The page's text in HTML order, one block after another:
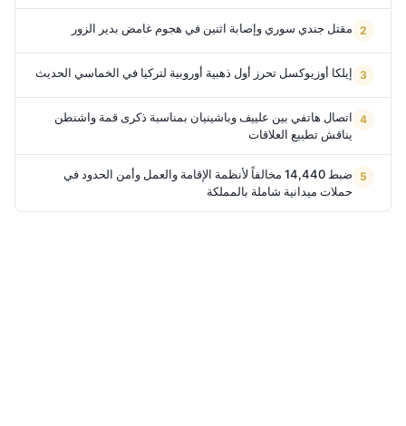
مقتل جندي سوري وإصابة اثنين في هجوم غامض بدير الزور
إيلكا أوزيوكسل تحرز أول ذهبية أوروبية لتركيا في الخماسي الحديث
اتصال هاتفي بين علييف وباشينيان بمناسبة ذكرى قمة واشنطن
يناقش تطبيع العلاقات
ضبط 14,440 مخالفاً لأنظمة الإقامة والعمل وأمن الحدود في
حملات ميدانية شاملة بالمملكة